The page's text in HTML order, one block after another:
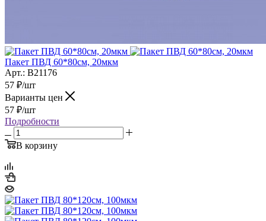
Пакет ПВД 60*80см, 20мкм
Арт.: B21176
57 ₽/шт
Варианты цен
57 ₽/шт
Подробности
В корзину